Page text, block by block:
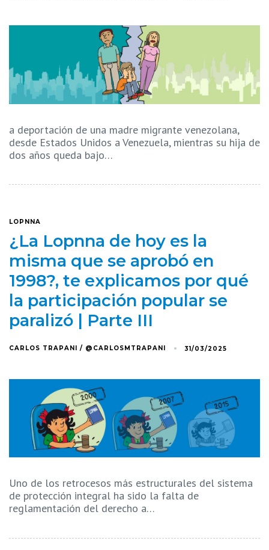
a deportación de una madre migrante venezolana,
desde Estados Unidos a Venezuela, mientras su hija de
dos años queda bajo…
LOPNNA
¿La Lopnna de hoy es la
misma que se aprobó en
1998?, te explicamos por qué
la participación popular se
paralizó | Parte III
CARLOS TRAPANI / @CARLOSMTRAPANI 31/03/2025
Uno de los retrocesos más estructurales del sistema
de protección integral ha sido la falta de
reglamentación del derecho a…